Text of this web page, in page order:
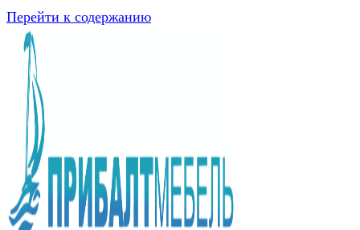
Перейти к содержанию